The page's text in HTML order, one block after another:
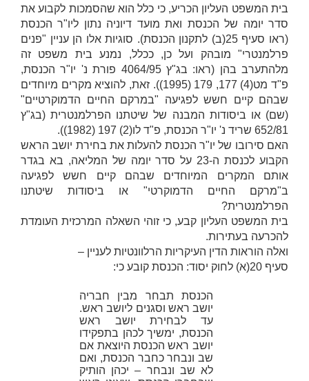
בית המשפט העליון הכריע, כי כלל הוא שהסמכות לקבוע את
סדר יומה של הכנסת ואת מועד דיוניה נתון ליו"ר הכנסת
(ראו סעיף 25(ב) לתקנון הכנסת). סוגיות אלו הן עניין "פנים
פרלמנטרי" מובהק ועל כן, ככלל, נמנע בית משפט זה
מלהתערב בהן (ראו: בג"ץ 4064/95
פורת נ' יו"ר הכנסת,
פ"ד מט(4) 177, 179 (1995)). זאת, להוציא מקרים מיוחדים
שבהם קיים חשש לפגיעה "במרקם החיים הדמוקרטיים"
(שם) או ביסודות המבנה של שיטתנו הפרלמנטרית (בג"ץ
652/81 שריד נ' יו"ר הכנסת, פ"ד לו(2) 197 (1982)).
האם סירובו של יו"ר הכנסת להעלות את בחירת יושב הראש
הקבוע לכנסת ה-23 על סדר יומה של המליאה, בא בגדר
אותם המקרים המיוחדים שבהם קיים חשש לפגיעה
ב"מרקם החיים הדמוקרטי" או ביסודות שיטתנו
הפרלמנטרית?
בית המשפט העליון קבע, כי זוהי השאלה המרכזית העומדת
להכרעה בעתירות.
ואלה הוראות הדין העיקריות הרלוונטיות לעניין –
סעיף 20(א) לחוק יסוד: הכנסת קובע כי:
הכנסת תבחר מבין חבריה
יושב ראש וסגנים ליושב ראש.
עד לבחירת יושב ראש
הכנסת, ימשיך לכהן בתפקידו
יושב ראש הכנסת היוצאת אם
שב ונבחר כחבר הכנסת, ואם
לא שב ונבחר – יכהן הותיק